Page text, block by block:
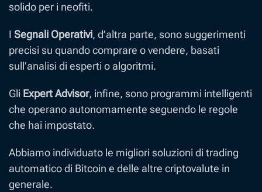
solido per i neofiti.
I Segnali Operativi, d’altra parte, sono suggerimenti
precisi su quando comprare o vendere, basati
sull’analisi di esperti o algoritmi.
Gli Expert Advisor, infine, sono programmi intelligenti
che operano autonomamente seguendo le regole
che hai impostato.
Abbiamo individuato le migliori soluzioni di trading
automatico di Bitcoin e delle altre criptovalute in
generale.